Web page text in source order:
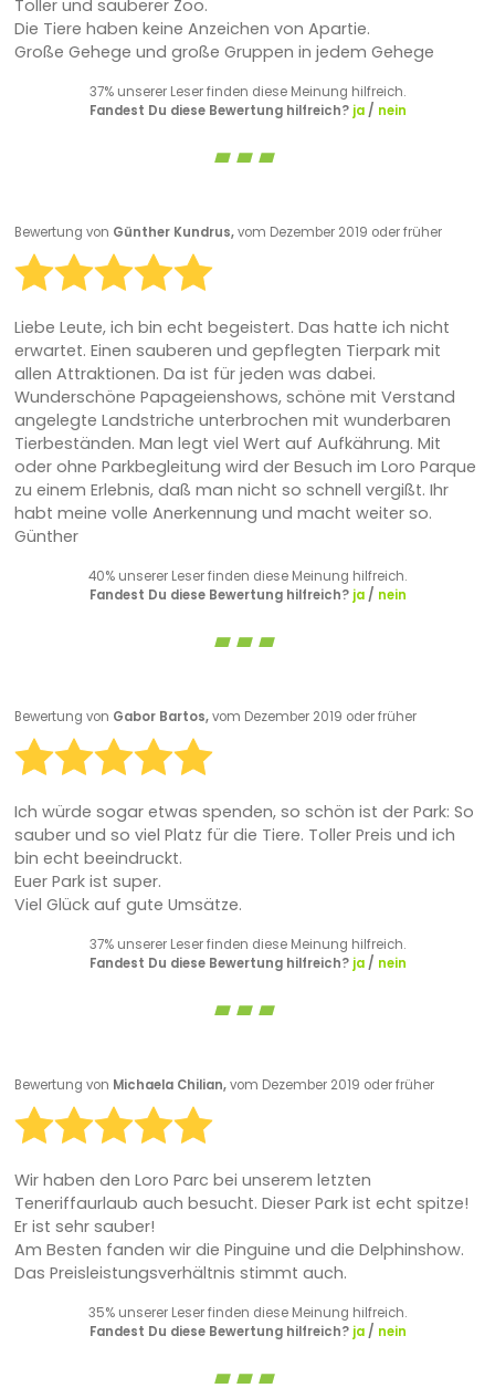
Toller und sauberer Zoo.
Die Tiere haben keine Anzeichen von Apartie.
Große Gehege und große Gruppen in jedem Gehege
37% unserer Leser finden diese Meinung hilfreich.
Fandest Du diese Bewertung hilfreich? ja/ nein
Bewertung von Günther Kundrus,vom Dezember 2019 oder früher
Liebe Leute, ich bin echt begeistert. Das hatte ich nicht
erwartet. Einen sauberen und gepflegten Tierpark mit
allen Attraktionen. Da ist für jeden was dabei.
Wunderschöne Papageienshows, schöne mit Verstand
angelegte Landstriche unterbrochen mit wunderbaren
Tierbeständen. Man legt viel Wert auf Aufkährung. Mit
oder ohne Parkbegleitung wird der Besuch im Loro Parque
zu einem Erlebnis, daß man nicht so schnell vergißt. Ihr
habt meine volle Anerkennung und macht weiter so.
Günther
40% unserer Leser finden diese Meinung hilfreich.
Fandest Du diese Bewertung hilfreich? ja/ nein
Bewertung von Gabor Bartos,vom Dezember 2019 oder früher
Ich würde sogar etwas spenden, so schön ist der Park: So
sauber und so viel Platz für die Tiere. Toller Preis und ich
bin echt beeindruckt.
Euer Park ist super.
Viel Glück auf gute Umsätze.
37% unserer Leser finden diese Meinung hilfreich.
Fandest Du diese Bewertung hilfreich? ja/ nein
Bewertung von Michaela Chilian,vom Dezember 2019 oder früher
Wir haben den Loro Parc bei unserem letzten
Teneriffaurlaub auch besucht. Dieser Park ist echt spitze!
Er ist sehr sauber!
Am Besten fanden wir die Pinguine und die Delphinshow.
Das Preisleistungsverhältnis stimmt auch.
35% unserer Leser finden diese Meinung hilfreich.
Fandest Du diese Bewertung hilfreich? ja/ nein